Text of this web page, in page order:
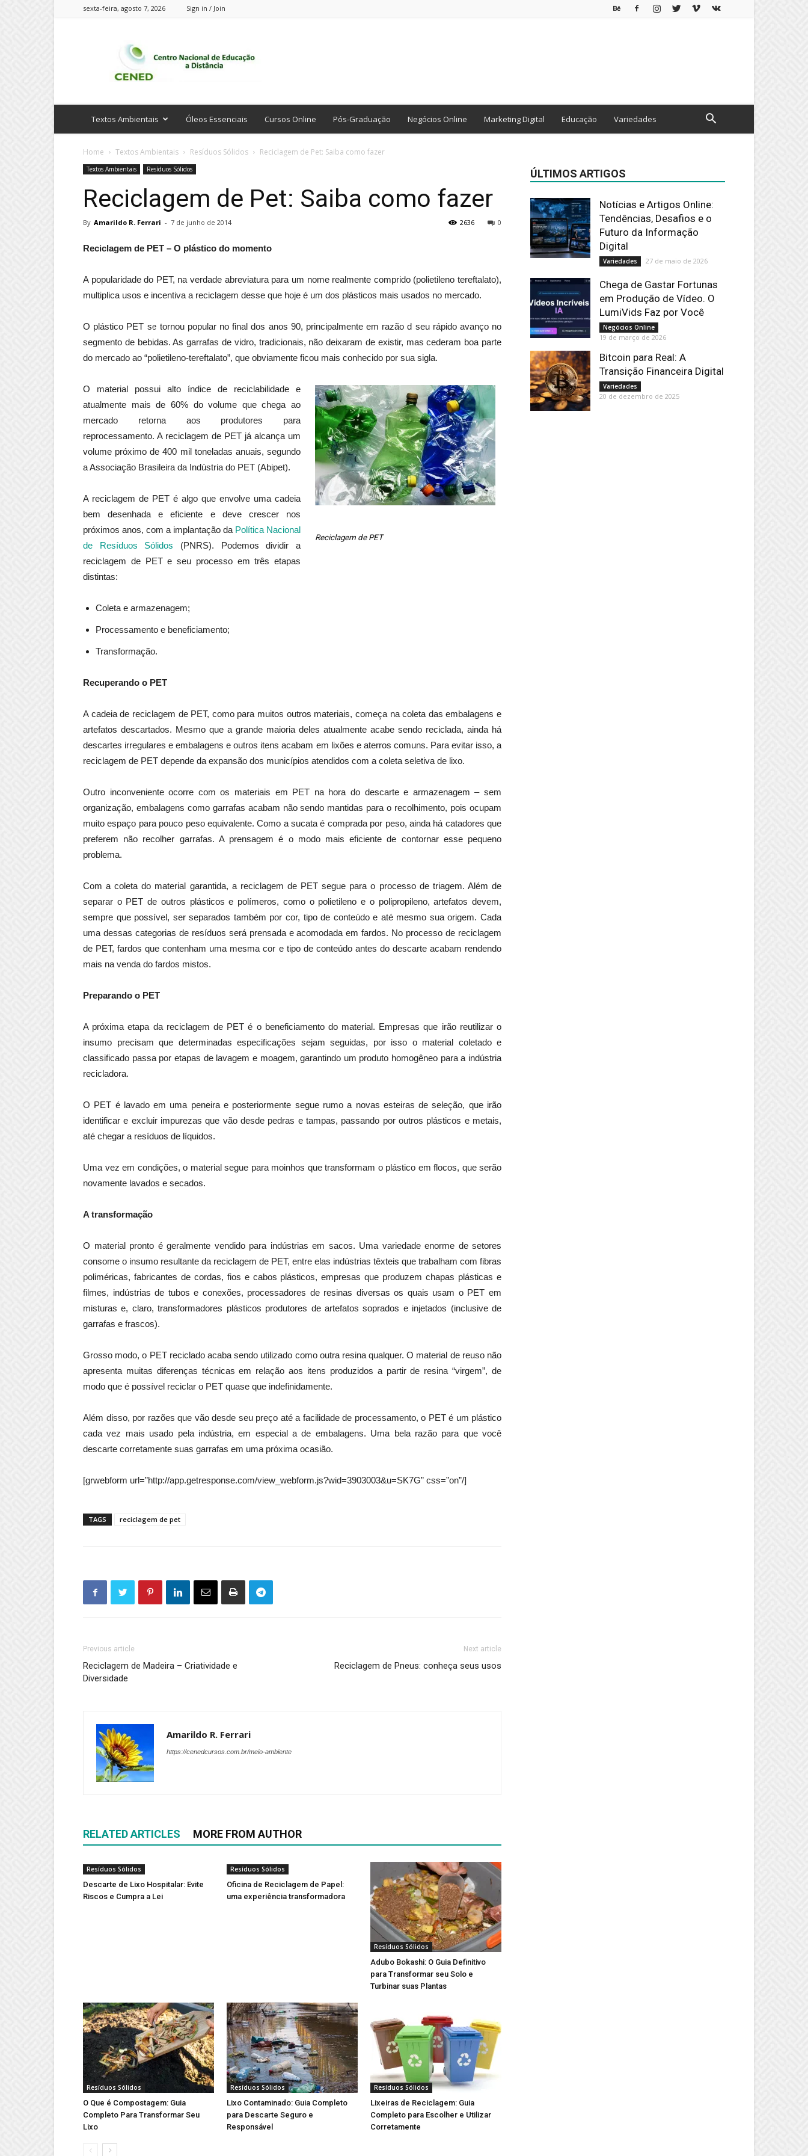
sexta-feira, agosto 7, 2026 Sign in / Join
Cursos
Online
Textos Ambientais Óleos Essenciais Cursos Online Pós-Graduação Negócios Online Marketing Digital Educação Variedades
Home Textos Ambientais Resíduos Sólidos Reciclagem de Pet: Saiba como fazer
Textos Ambientais Resíduos Sólidos
Reciclagem de Pet: Saiba como fazer
By Amarildo R. Ferrari - 7 de junho de 2014 0
2636
Reciclagem de PET – O plástico do momento
A popularidade do PET, na verdade abreviatura para um nome realmente comprido (polietileno tereftalato),
multiplica usos e incentiva a reciclagem desse que hoje é um dos plásticos mais usados no mercado.
O plástico PET se tornou popular no final dos anos 90, principalmente em razão d seu rápido avanço no
segmento de bebidas. As garrafas de vidro, tradicionais, não deixaram de existir, mas cederam boa parte
do mercado ao “polietileno-tereftalato”, que obviamente ficou mais conhecido por sua sigla.
Reciclagem de PET
O material possui alto índice de reciclabilidade e
atualmente mais de 60% do volume que chega ao
mercado retorna aos produtores para
reprocessamento. A reciclagem de PET já alcança um
volume próximo de 400 mil toneladas anuais, segundo
a Associação Brasileira da Indústria do PET (Abipet).
A reciclagem de PET é algo que envolve uma cadeia
bem desenhada e eficiente e deve crescer nos
próximos anos, com a implantação da Política Nacional
de Resíduos Sólidos (PNRS). Podemos dividir a
reciclagem de PET e seu processo em três etapas
distintas:
Coleta e armazenagem;
Processamento e beneficiamento;
Transformação.
Recuperando o PET
A cadeia de reciclagem de PET, como para muitos outros materiais, começa na coleta das embalagens e
artefatos descartados. Mesmo que a grande maioria deles atualmente acabe sendo reciclada, ainda há
descartes irregulares e embalagens e outros itens acabam em lixões e aterros comuns. Para evitar isso, a
reciclagem de PET depende da expansão dos municípios atendidos com a coleta seletiva de lixo.
Outro inconveniente ocorre com os materiais em PET na hora do descarte e armazenagem – sem
organização, embalagens como garrafas acabam não sendo mantidas para o recolhimento, pois ocupam
muito espaço para pouco peso equivalente. Como a sucata é comprada por peso, ainda há catadores que
preferem não recolher garrafas. A prensagem é o modo mais eficiente de contornar esse pequeno
problema.
Com a coleta do material garantida, a reciclagem de PET segue para o processo de triagem. Além de
separar o PET de outros plásticos e polímeros, como o polietileno e o polipropileno, artefatos devem,
sempre que possível, ser separados também por cor, tipo de conteúdo e até mesmo sua origem. Cada
uma dessas categorias de resíduos será prensada e acomodada em fardos. No processo de reciclagem
de PET, fardos que contenham uma mesma cor e tipo de conteúdo antes do descarte acabam rendendo
mais na venda do fardos mistos.
Preparando o PET
A próxima etapa da reciclagem de PET é o beneficiamento do material. Empresas que irão reutilizar o
insumo precisam que determinadas especificações sejam seguidas, por isso o material coletado e
classificado passa por etapas de lavagem e moagem, garantindo um produto homogêneo para a indústria
recicladora.
O PET é lavado em uma peneira e posteriormente segue rumo a novas esteiras de seleção, que irão
identificar e excluir impurezas que vão desde pedras e tampas, passando por outros plásticos e metais,
até chegar a resíduos de líquidos.
Uma vez em condições, o material segue para moinhos que transformam o plástico em flocos, que serão
novamente lavados e secados.
A transformação
O material pronto é geralmente vendido para indústrias em sacos. Uma variedade enorme de setores
consome o insumo resultante da reciclagem de PET, entre elas indústrias têxteis que trabalham com fibras
poliméricas, fabricantes de cordas, fios e cabos plásticos, empresas que produzem chapas plásticas e
filmes, indústrias de tubos e conexões, processadores de resinas diversas os quais usam o PET em
misturas e, claro, transformadores plásticos produtores de artefatos soprados e injetados (inclusive de
garrafas e frascos).
Grosso modo, o PET reciclado acaba sendo utilizado como outra resina qualquer. O material de reuso não
apresenta muitas diferenças técnicas em relação aos itens produzidos a partir de resina “virgem”, de
modo que é possível reciclar o PET quase que indefinidamente.
Além disso, por razões que vão desde seu preço até a facilidade de processamento, o PET é um plástico
cada vez mais usado pela indústria, em especial a de embalagens. Uma bela razão para que você
descarte corretamente suas garrafas em uma próxima ocasião.
[grwebform url=”http://app.getresponse.com/view_webform.js?wid=3903003&u=SK7G” css=”on”/]
TAGS reciclagem de pet
Previous article
Reciclagem de Madeira – Criatividade e
Diversidade
Next article
Reciclagem de Pneus: conheça seus usos
Amarildo R. Ferrari
https://cenedcursos.com.br/meio-ambiente
RELATED ARTICLES MORE FROM AUTHOR
Resíduos Sólidos
Descarte de Lixo Hospitalar: Evite
Riscos e Cumpra a Lei
Resíduos Sólidos
Oficina de Reciclagem de Papel:
uma experiência transformadora
Resíduos Sólidos
Adubo Bokashi: O Guia Definitivo
para Transformar seu Solo e
Turbinar suas Plantas
Resíduos Sólidos
O Que é Compostagem: Guia
Completo Para Transformar Seu
Lixo
Resíduos Sólidos
Lixo Contaminado: Guia Completo
para Descarte Seguro e
Responsável
Resíduos Sólidos
Lixeiras de Reciclagem: Guia
Completo para Escolher e Utilizar
Corretamente
ÚLTIMOS ARTIGOS
Notícias e Artigos Online:
Tendências, Desafios e o
Futuro da Informação
Digital
Variedades 27 de maio de 2026
Chega de Gastar Fortunas
em Produção de Vídeo. O
LumiVids Faz por Você
Negócios Online
19 de março de 2026
Bitcoin para Real: A
Transição Financeira Digital
Variedades
20 de dezembro de 2025